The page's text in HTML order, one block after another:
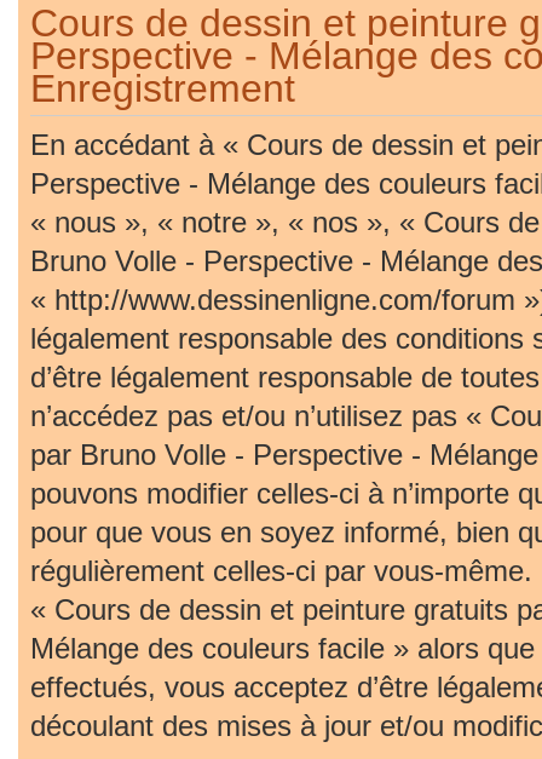
Cours de dessin et peinture
Perspective - Mélange des
Enregistrement
En accédant à « Cours de dessin et
Perspective - Mélange des couleurs
« nous », « notre », « nos », « Cours
Bruno Volle - Perspective - Mélange
« http://www.dessinenligne.com/forum
légalement responsable des conditions
d’être légalement responsable de
n’accédez pas et/ou n’utilisez pas «
par Bruno Volle - Perspective -
pouvons modifier celles-ci à n’importe
pour que vous en soyez informé, bien
régulièrement celles-ci par vous-même.
« Cours de dessin et peinture gratuits
Mélange des couleurs facile » alors
effectués, vous acceptez d’être
découlant des mises à jour et/ou